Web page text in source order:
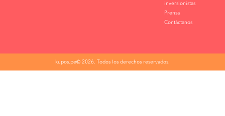
inversionistas
Prensa
Contáctanos
kupos.pe© 2026. Todos los derechos reservados.